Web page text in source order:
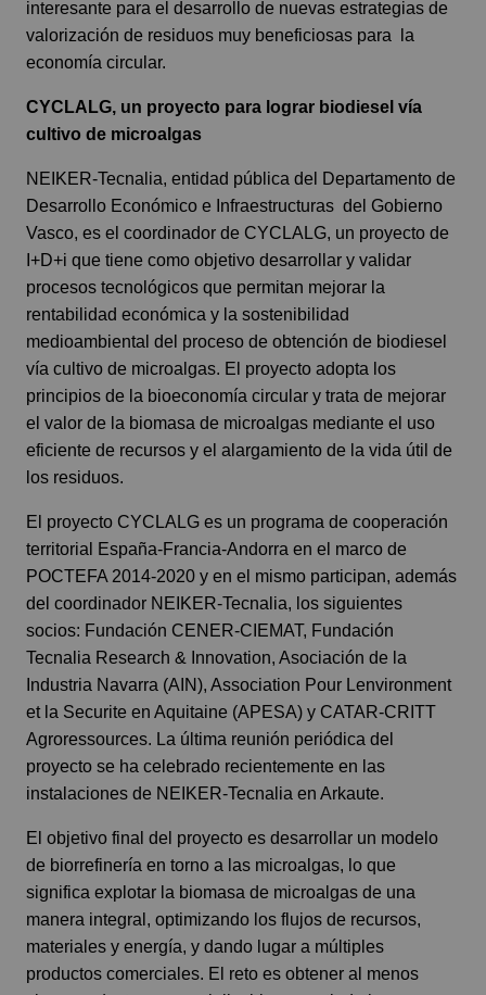
interesante para el desarrollo de nuevas estrategias de
valorización de residuos muy beneficiosas para la
economía circular.
CYCLALG, un proyecto para lograr biodiesel vía
cultivo de microalgas
NEIKER-Tecnalia, entidad pública del Departamento de
Desarrollo Económico e Infraestructuras del Gobierno
Vasco, es el coordinador de CYCLALG, un proyecto de
I+D+i que tiene como objetivo desarrollar y validar
procesos tecnológicos que permitan mejorar la
rentabilidad económica y la sostenibilidad
medioambiental del proceso de obtención de biodiesel
vía cultivo de microalgas. El proyecto adopta los
principios de la bioeconomía circular y trata de mejorar
el valor de la biomasa de microalgas mediante el uso
eficiente de recursos y el alargamiento de la vida útil de
los residuos.
El proyecto CYCLALG es un programa de cooperación
territorial España-Francia-Andorra en el marco de
POCTEFA 2014-2020 y en el mismo participan, además
del coordinador NEIKER-Tecnalia, los siguientes
socios: Fundación CENER-CIEMAT, Fundación
Tecnalia Research & Innovation, Asociación de la
Industria Navarra (AIN), Association Pour Lenvironment
et la Securite en Aquitaine (APESA) y CATAR-CRITT
Agroressources. La última reunión periódica del
proyecto se ha celebrado recientemente en las
instalaciones de NEIKER-Tecnalia en Arkaute.
El objetivo final del proyecto es desarrollar un modelo
de biorrefinería en torno a las microalgas, lo que
significa explotar la biomasa de microalgas de una
manera integral, optimizando los flujos de recursos,
materiales y energía, y dando lugar a múltiples
productos comerciales. El reto es obtener al menos